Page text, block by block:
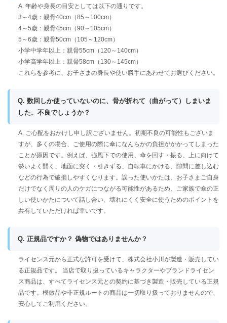
A. 年齢や身長の目安としては以下の通りです。
3～4歳：親骨40cm（85～100cm）
4～5歳：親骨45cm（90～105cm）
5～6歳：親骨50cm（105～120cm）
小学中学年以上：親骨55cm（120～140cm）
小学高学年以上：親骨58cm（130～145cm）
これらを参考に、お子さまの身長や使い勝手にあわせてお選びください。
Q. 数回しか使っていないのに、骨が折れて（曲がって）しまいま
した。不良でしょうか？
A. ご心配をおかけし申し訳ございません。初期不良の可能性もございま
すが、多くの場合、ご使用の際に傘になんらかの負担がかかってしまった
ことが原因です。例えば、強風下での使用、傘を回す・振る、上に向けて
勢いよく開く、地面に突く・引きずる、自転車にかける、隙間に差し込む
などの行為で破損しやすくなります。誤った使いかたは、お子さまご自身
だけでなく周りの人のケガにつながる可能性があるため、ご家族で傘の正
しい使いかたについて話し合い、壊れにくく安全に使うためのポイントを
共有していただければ幸いです。
Q. 正規品ですか？ 偽物ではありませんか？
ライセンス元から正式な許可を受けて、株式会社小川が製造・販売してい
る正規品です。 当店で取り扱っているキャラクターやブランドライセン
ス商品は、すべてライセンス元との契約に基づき製造・販売している正規
品です。模倣品や非正規ルートの商品は一切取り扱っておりませんので、
安心してご利用ください。